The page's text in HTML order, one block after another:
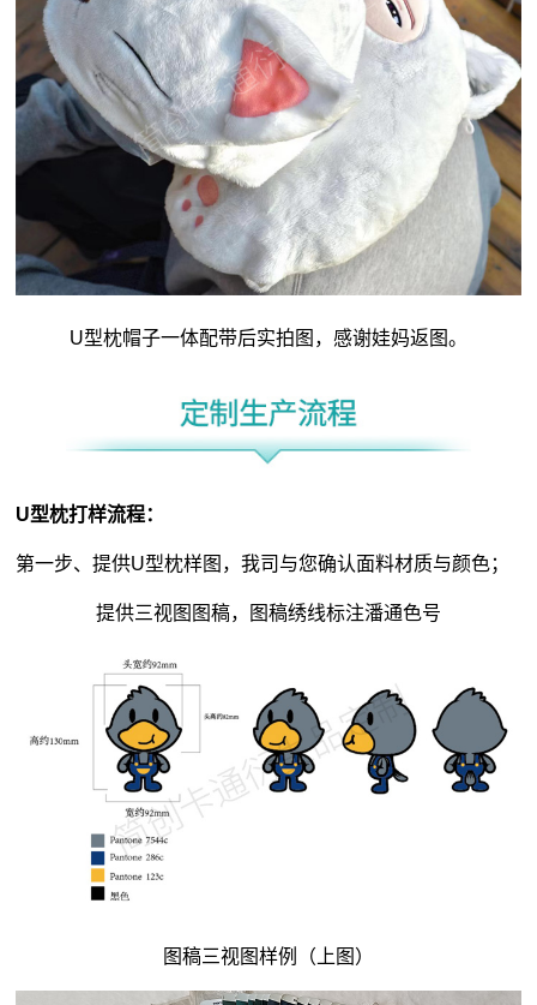
U型枕帽子一体配带后实拍图，感谢娃妈返图。
U型枕打样流程：
第一步、提供U型枕样图，我司与您确认面料材质与颜色；
提供三视图图稿，图稿绣线标注潘通色号
图稿三视图样例（上图）